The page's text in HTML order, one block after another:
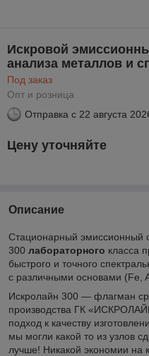
Искровой
анализа металлов и
Под заказ
Опт и розница
Отправка с 22 августа
Цену уточняйте
Описание
Стационарный эмиссионный
300 лабораторного класса
быстрого и точного
с различными основами (Fe,
Искролайн 300 — флагман
производства ГК
подход к качеству
мы могли какой то из узлов
лучше! Никакой экономии